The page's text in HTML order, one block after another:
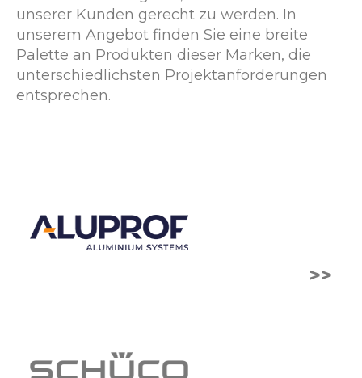
unserer Kunden gerecht zu werden. In
unserem Angebot finden Sie eine breite
Palette an Produkten dieser Marken, die
unterschiedlichsten Projektanforderungen
entsprechen.
>>